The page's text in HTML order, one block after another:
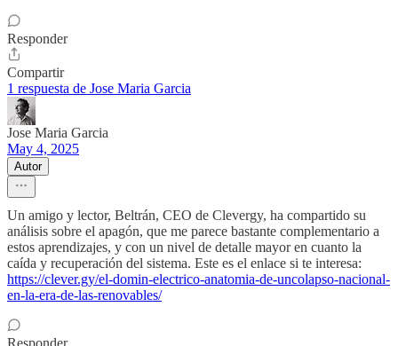
Responder
Compartir
1 respuesta de Jose Maria Garcia
Jose Maria Garcia
May 4, 2025
Autor
Un amigo y lector, Beltrán, CEO de Clevergy, ha compartido su
análisis sobre el apagón, que me parece bastante complementario a
estos aprendizajes, y con un nivel de detalle mayor en cuanto la
caída y recuperación del sistema. Este es el enlace si te interesa:
https://clever.gy/el-domin-electrico-anatomia-de-uncolapso-nacional-
en-la-era-de-las-renovables/